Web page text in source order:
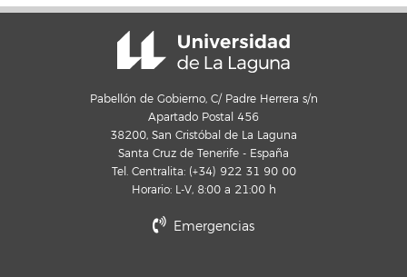
Pabellón de Gobierno, C/ Padre Herrera s/n
Apartado Postal 456
38200, San Cristóbal de La Laguna
Santa Cruz de Tenerife - España
Tel. Centralita: (+34) 922 31 90 00
Horario: L-V, 8:00 a 21:00 h
Emergencias